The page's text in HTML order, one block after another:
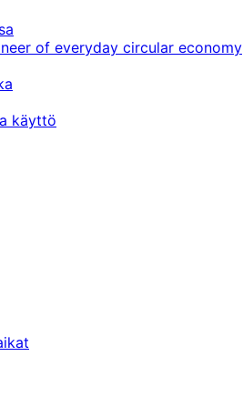
of everyday circular economy
käyttö